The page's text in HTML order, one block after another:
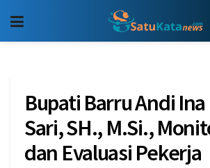
Bupati Barru Andi
Sari, SH., M.Si.,
dan Evaluasi Pekerja